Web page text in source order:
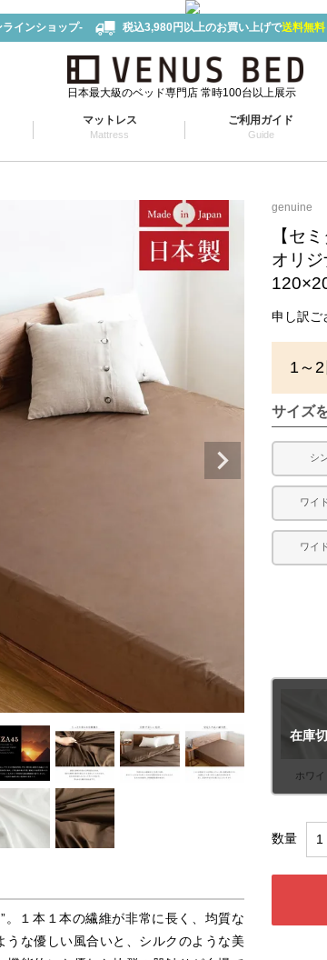
ラインショップ- 税込3,980円以上のお買い上げで送料無料
日本最大級のベッド専門店 常時100台以上展示
マットレス
Mattress
ご利用ガイド
Guide
１本１本の繊維が非常に長く、均質な
な優しい風合いと、シルクのような美
genuine
【セ
オリジ
申し訳ご
1～
サイズ
シ
ワイ
ワイ
ホワイ
在庫